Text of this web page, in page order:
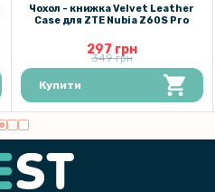
Чохол - книжка Velvet Leather
Case для ZTE Nubia Z60S Pro
297 грн
349 грн
Купити